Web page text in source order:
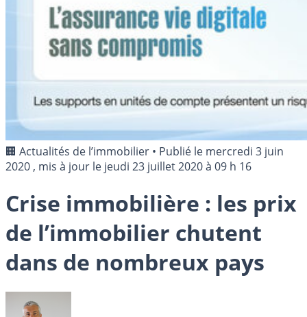
🏢 Actualités de l’immobilier • Publié le mercredi 3 juin
2020 , mis à jour le jeudi 23 juillet 2020 à 09 h 16
Crise immobilière : les prix
de l’immobilier chutent
dans de nombreux pays